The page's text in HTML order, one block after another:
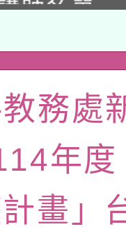
會函釋公
申請許可
利署委託
辦理「
及節水達
(星期六
福系列
景藝術
術巡演
務處
年度
畫」